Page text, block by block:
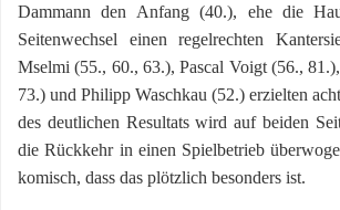
Dammann den Anfang (40.), ehe die
Seitenwechsel einen regelrechten
Mselmi (55., 60., 63.), Pascal Voigt (56.,
73.) und Philipp Waschkau (52.) erzielten
des deutlichen Resultats wird auf beiden
die Rückkehr in einen Spielbetrieb
komisch, dass das plötzlich besonders ist.